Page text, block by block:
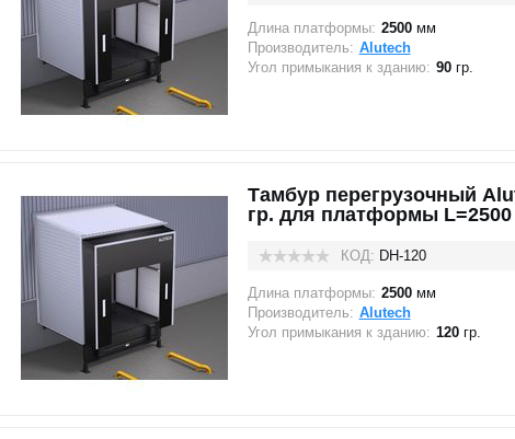
Длина платформы: 2500мм
Производитель: Alutech
Угол примыкания к зданию: 90 гр.
Тамбур перегрузочный
гр. для платформы L=2500
КОД: DH-120
Длина платформы: 2500мм
Производитель: Alutech
Угол примыкания к зданию: 120 гр.